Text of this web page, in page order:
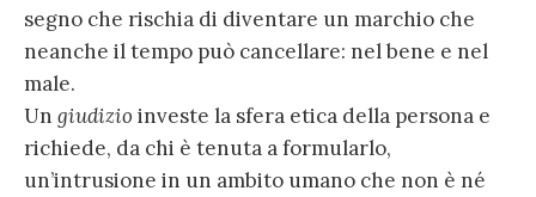
segno che rischia di diventare un marchio che
neanche il tempo può cancellare: nel bene e nel
male.
Un giudizio investe la sfera etica della persona e
richiede, da chi è tenuta a formularlo,
un’intrusione in un ambito umano che non è né